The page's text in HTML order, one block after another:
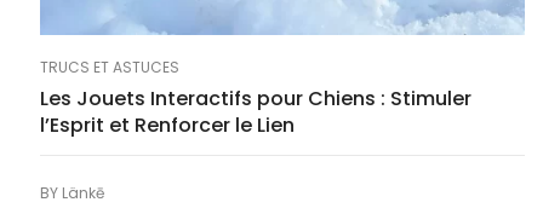
TRUCS ET ASTUCES
Les Jouets Interactifs pour Chiens : Stimuler
l’Esprit et Renforcer le Lien
BY Länkē